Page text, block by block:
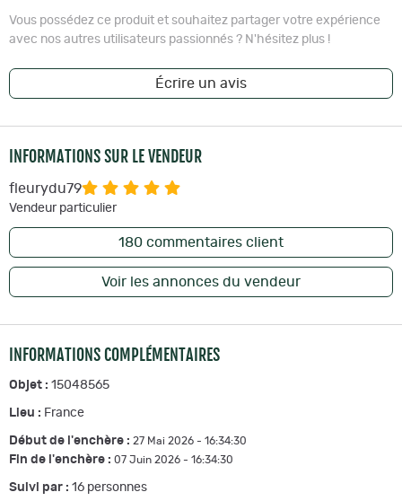
Vous possédez ce produit et souhaitez partager votre expérience
avec nos autres utilisateurs passionnés ? N'hésitez plus !
Écrire un avis
INFORMATIONS SUR LE VENDEUR
fleurydu79
Vendeur particulier
180 commentaires client
Voir les annonces du vendeur
INFORMATIONS COMPLÉMENTAIRES
Objet : 15048565
Lieu : France
Début de l'enchère : 27 Mai 2026 - 16:34:30
Fin de l'enchère : 07 Juin 2026 - 16:34:30
Suivi par : 16 personnes